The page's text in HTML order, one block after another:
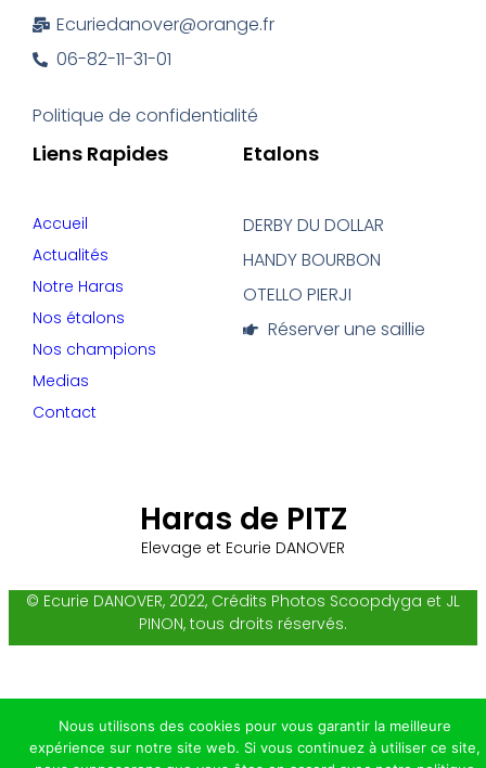
Haras de PITZ
Elevage et Ecurie DANOVER
Etalons
DERBY DU DOLLAR
HANDY BOURBON
OTELLO PIERJI
Réserver une saillie
Liens Rapides
Accueil
Actualités
Notre Haras
Nos étalons
Nos champions
Medias
Contact
Ecuriedanover@orange.fr
06-82-11-31-01
Politique de confidentialité
© Ecurie DANOVER, 2022, Crédits Photos Scoopdyga et JL
PINON, tous droits réservés.
Nous utilisons des cookies pour vous garantir la meilleure
expérience sur notre site web. Si vous continuez à utiliser ce site,